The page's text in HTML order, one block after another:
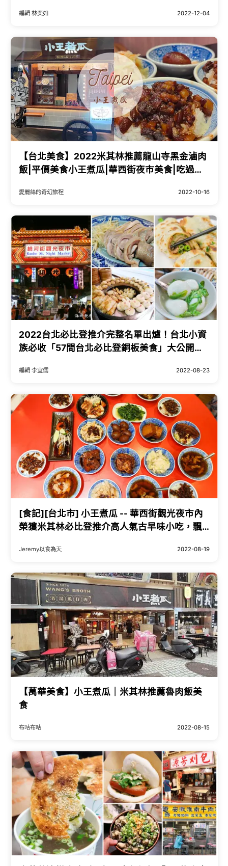
強白飯殺手稱號。
編輯 林奕如 2022-12-04
【台北美食】2022米其林推薦龍山寺黑金滷肉
飯|平價美食小王煮瓜|華西街夜市美食|吃過的
愛麗絲的奇幻旅程 2022-10-16
2022台北必比登推介完整名單出爐！台北小資
族必收「57間台北必比登銅板美食」大公開，
要記小本本。
編輯 李宜儒 2022-08-23
[食記][台北市] 小王煮瓜 -- 華西街觀光夜市內
榮獲米其林必比登推介高人氣古早味小吃，飄
Jeremy以食為天 2022-08-19
【萬華美食】小王煮瓜｜米其林推薦魯肉飯美
食
布咕布咕 2022-08-15